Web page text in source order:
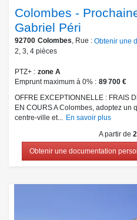
Colombes -
Gabriel Péri
92700 Colombes, Rue : Obtenir une
2, 3, 4 pièces
PTZ+
zone A
Emprunt maximum à 0%
89 700 €
OFFRE EXCEPTIONNELLE : FRAIS
EN COURS A Colombes, adoptez un
centre-ville et... En savoir plus
A partir de
Obtenir une documentation